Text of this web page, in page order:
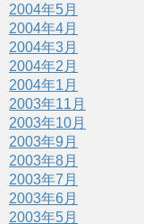
2004年5月
2004年4月
2004年3月
2004年2月
2004年1月
2003年11月
2003年10月
2003年9月
2003年8月
2003年7月
2003年6月
2003年5月